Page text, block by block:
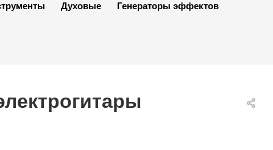
Духовые Генераторы эффектов